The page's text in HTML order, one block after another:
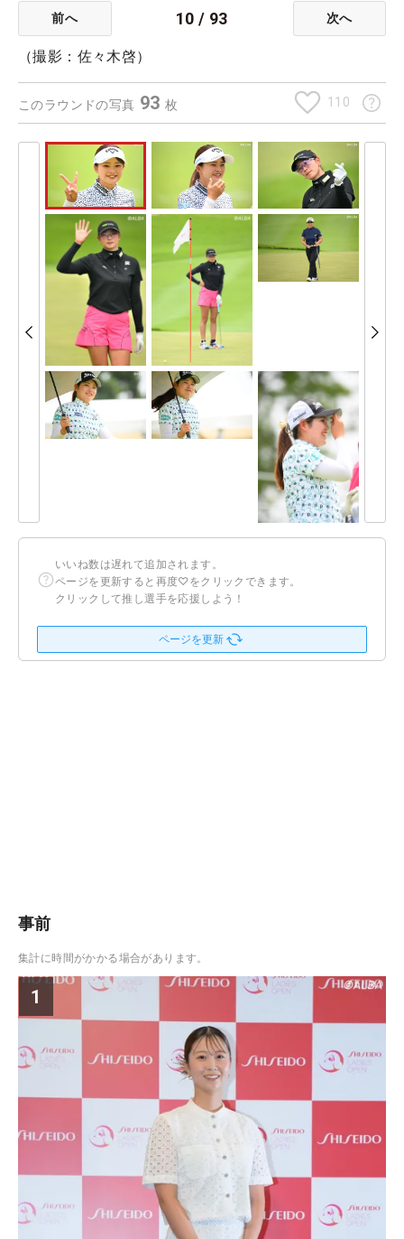
前へ 10 / 93 次へ
（撮影：佐々木啓）
このラウンドの写真 93枚 110
いいね数は遅れて追加されます。
ページを更新すると再度♡をクリックできます。
クリックして推し選手を応援しよう！
ページを更新
事前
集計に時間がかかる場合があります。
1